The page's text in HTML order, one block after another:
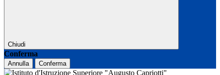
Chiudi
Conferma
Annulla Conferma